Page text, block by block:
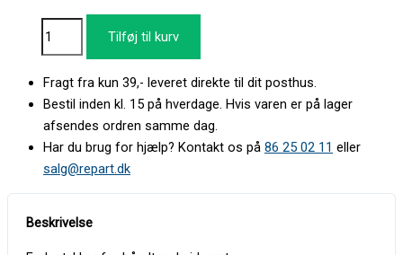
Tilføj til kurv
Fragt fra kun 39,- leveret direkte til dit posthus.
Bestil inden kl. 15 på hverdage. Hvis varen er på lager
afsendes ordren samme dag.
Har du brug for hjælp? Kontakt os på 86 25 02 11 eller
salg@repart.dk